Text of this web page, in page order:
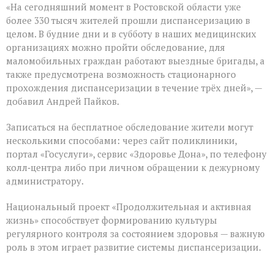
«На сегодняшний момент в Ростовской области уже
более 330 тысяч жителей прошли диспансеризацию в
целом. В будние дни и в субботу в наших медицинских
организациях можно пройти обследование, для
маломобильных граждан работают выездные бригады, а
также предусмотрена возможность стационарного
прохождения диспансеризации в течение трёх дней», —
добавил Андрей Пайков.
Записаться на бесплатное обследование жители могут
несколькими способами: через сайт поликлиники,
портал «Госуслуги», сервис «Здоровье Дона», по телефону
колл‑центра либо при личном обращении к дежурному
администратору.
Национальный проект «Продолжительная и активная
жизнь» способствует формированию культуры
регулярного контроля за состоянием здоровья — важную
роль в этом играет развитие системы диспансеризации.